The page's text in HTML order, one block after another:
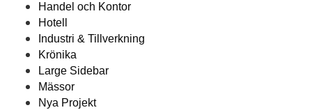
Handel och Kontor
Hotell
Industri & Tillverkning
Krönika
Large Sidebar
Mässor
Nya Projekt